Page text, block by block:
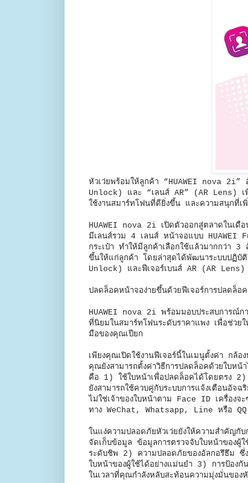
หัวเว่ยพร้อมให้ลูกค้า “HUAWEI nova 2i”
Unlock) และ “เลนส์ AR” (AR Lens) เพื่
ใช้งานสมาร์ทโฟนที่ดียิ่งขึ้น และความสนุกที่เ
HUAWEI nova 2i เปิดตัวออกสู่ตลาดในเดื
มีเลนส์รวม 4 เลนส์ หน้าจอแบบ HUAWEI
กระเป๋า ทำให้มีลูกค้าเลือกใช้แล้วมากกว่า 3
ขึ้นให้แก่ลูกค้า โดยล่าสุดได้พัฒนาระบบปฏิบั
Unlock) และฟีเจอร์เบนส์ AR (AR Lens)
ปลดล็อคหน้าจอง่ายขึ้นด้วยฟีเจอร์การปลดล็
HUAWEI nova 2i พร้อมมอบประสบการณ์ก
ที่นิยมในสมาร์ทโฟนระดับราคาแพง เพื่อช่วยใ
มือของคุณเปียก
เพียงคุณเปิดใช้งานฟีเจอร์นี้ในเมนูตั้งค่า กล้
คุณยังสามารถตั้งค่าวิธีการปลดล็อคด้วยใบหน้
คือ 1) ใช้ใบหน้าเพื่อปลดล็อคได้โดยตรง
ยังสามารถใช้ควบคู่กับระบบการแจ้งเตือน
ไม่ใช่เจ้าของใบหน้าตาม Face ID เครื่องจ
ทาง WeChat, Whatsapp, Line หรือ QQ
ในแง่ความปลอดภัยหัวเว่ยยังให้ความสำคัญ
จัดเก็บข้อมูล ข้อมูลการตรวจจับใบหน้าของ
ระดับชิพ 2) ความปลอดภัยของอัลกอรึธึม ซึ่ง
ใบหน้าของผู้ใช้ได้อย่างแม่นยำ 3) การป้อง
ในเวลาที่คุณกำลังหลับสะท้อนความมุ่งมั่นของ